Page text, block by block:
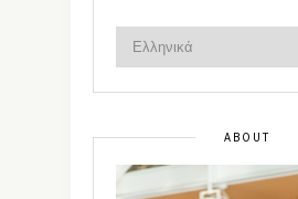
ABOUT